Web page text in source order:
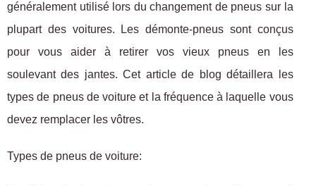
généralement utilisé lors du changement de pneus sur la
plupart des voitures. Les démonte-pneus sont conçus
pour vous aider à retirer vos vieux pneus en les
soulevant des jantes. Cet article de blog détaillera les
types de pneus de voiture et la fréquence à laquelle vous
devez remplacer les vôtres.
Types de pneus de voiture: